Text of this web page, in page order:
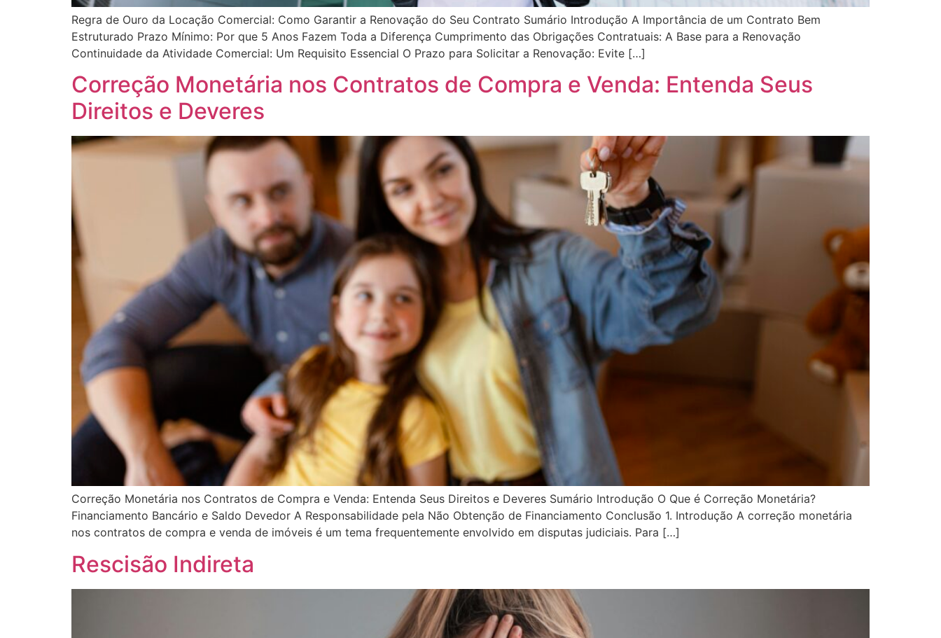
Regra de Ouro da Locação Comercial: Como Garantir a Renovação do Seu Contrato Sumário Introdução A Importância de um Contrato Bem
Estruturado Prazo Mínimo: Por que 5 Anos Fazem Toda a Diferença Cumprimento das Obrigações Contratuais: A Base para a Renovação
Continuidade da Atividade Comercial: Um Requisito Essencial O Prazo para Solicitar a Renovação: Evite […]
Correção Monetária nos Contratos de Compra e Venda: Entenda Seus
Direitos e Deveres
Correção Monetária nos Contratos de Compra e Venda: Entenda Seus Direitos e Deveres Sumário Introdução O Que é Correção Monetária?
Financiamento Bancário e Saldo Devedor A Responsabilidade pela Não Obtenção de Financiamento Conclusão 1. Introdução A correção monetária
nos contratos de compra e venda de imóveis é um tema frequentemente envolvido em disputas judiciais. Para […]
Rescisão Indireta